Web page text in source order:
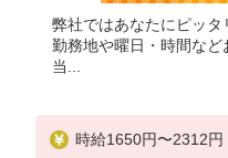
弊社ではあなたにピッ
勤務地や曜日・時間な
当...
時給1650円〜2312